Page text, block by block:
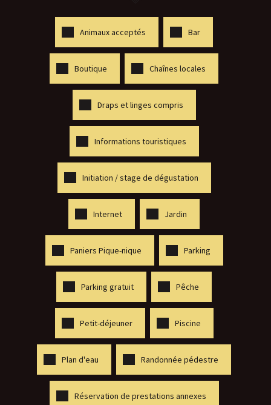
Animaux acceptés Bar
Boutique Chaînes locales
Draps et linges compris
Informations touristiques
Initiation / stage de dégustation
Internet Jardin
Paniers Pique-nique Parking
Parking gratuit Pêche
Petit-déjeuner Piscine
Plan d'eau Randonnée pédestre
Réservation de prestations annexes